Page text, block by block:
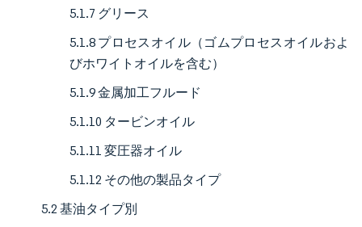
5.1.7 グリース
5.1.8 プロセスオイル（ゴムプロセスオイルおよ
びホワイトオイルを含む）
5.1.9 金属加工フルード
5.1.10 タービンオイル
5.1.11 変圧器オイル
5.1.12 その他の製品タイプ
5.2 基油タイプ別